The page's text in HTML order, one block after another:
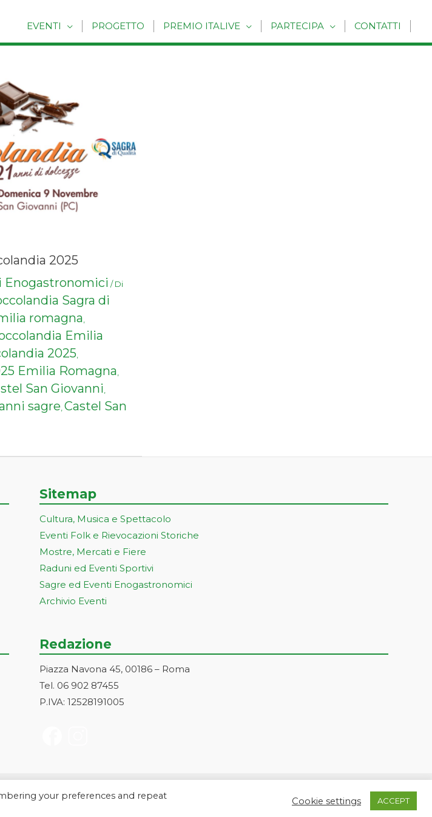
EVENTI PROGETTO PREMIO ITALIVE PARTECIPA CONTATTI
2025
Enogastronomici / Di
Sagra di
romagna,
Emilia
2025,
Emilia Romagna,
San Giovanni,
sagre,Castel San
Sitemap
Cultura, Musica e Spettacolo
Eventi Folk e Rievocazioni Storiche
Mostre, Mercati e Fiere
Raduni ed Eventi Sportivi
Sagre ed Eventi Enogastronomici
Archivio Eventi
Redazione
Piazza Navona 45, 00186 – Roma
Tel. 06 902 87455
P.IVA: 12528191005
00186 Roma | PI e CF: 12528191005 | markonetsrl@pec.it |
your preferences and repeat
Cookie settings ACCEPT